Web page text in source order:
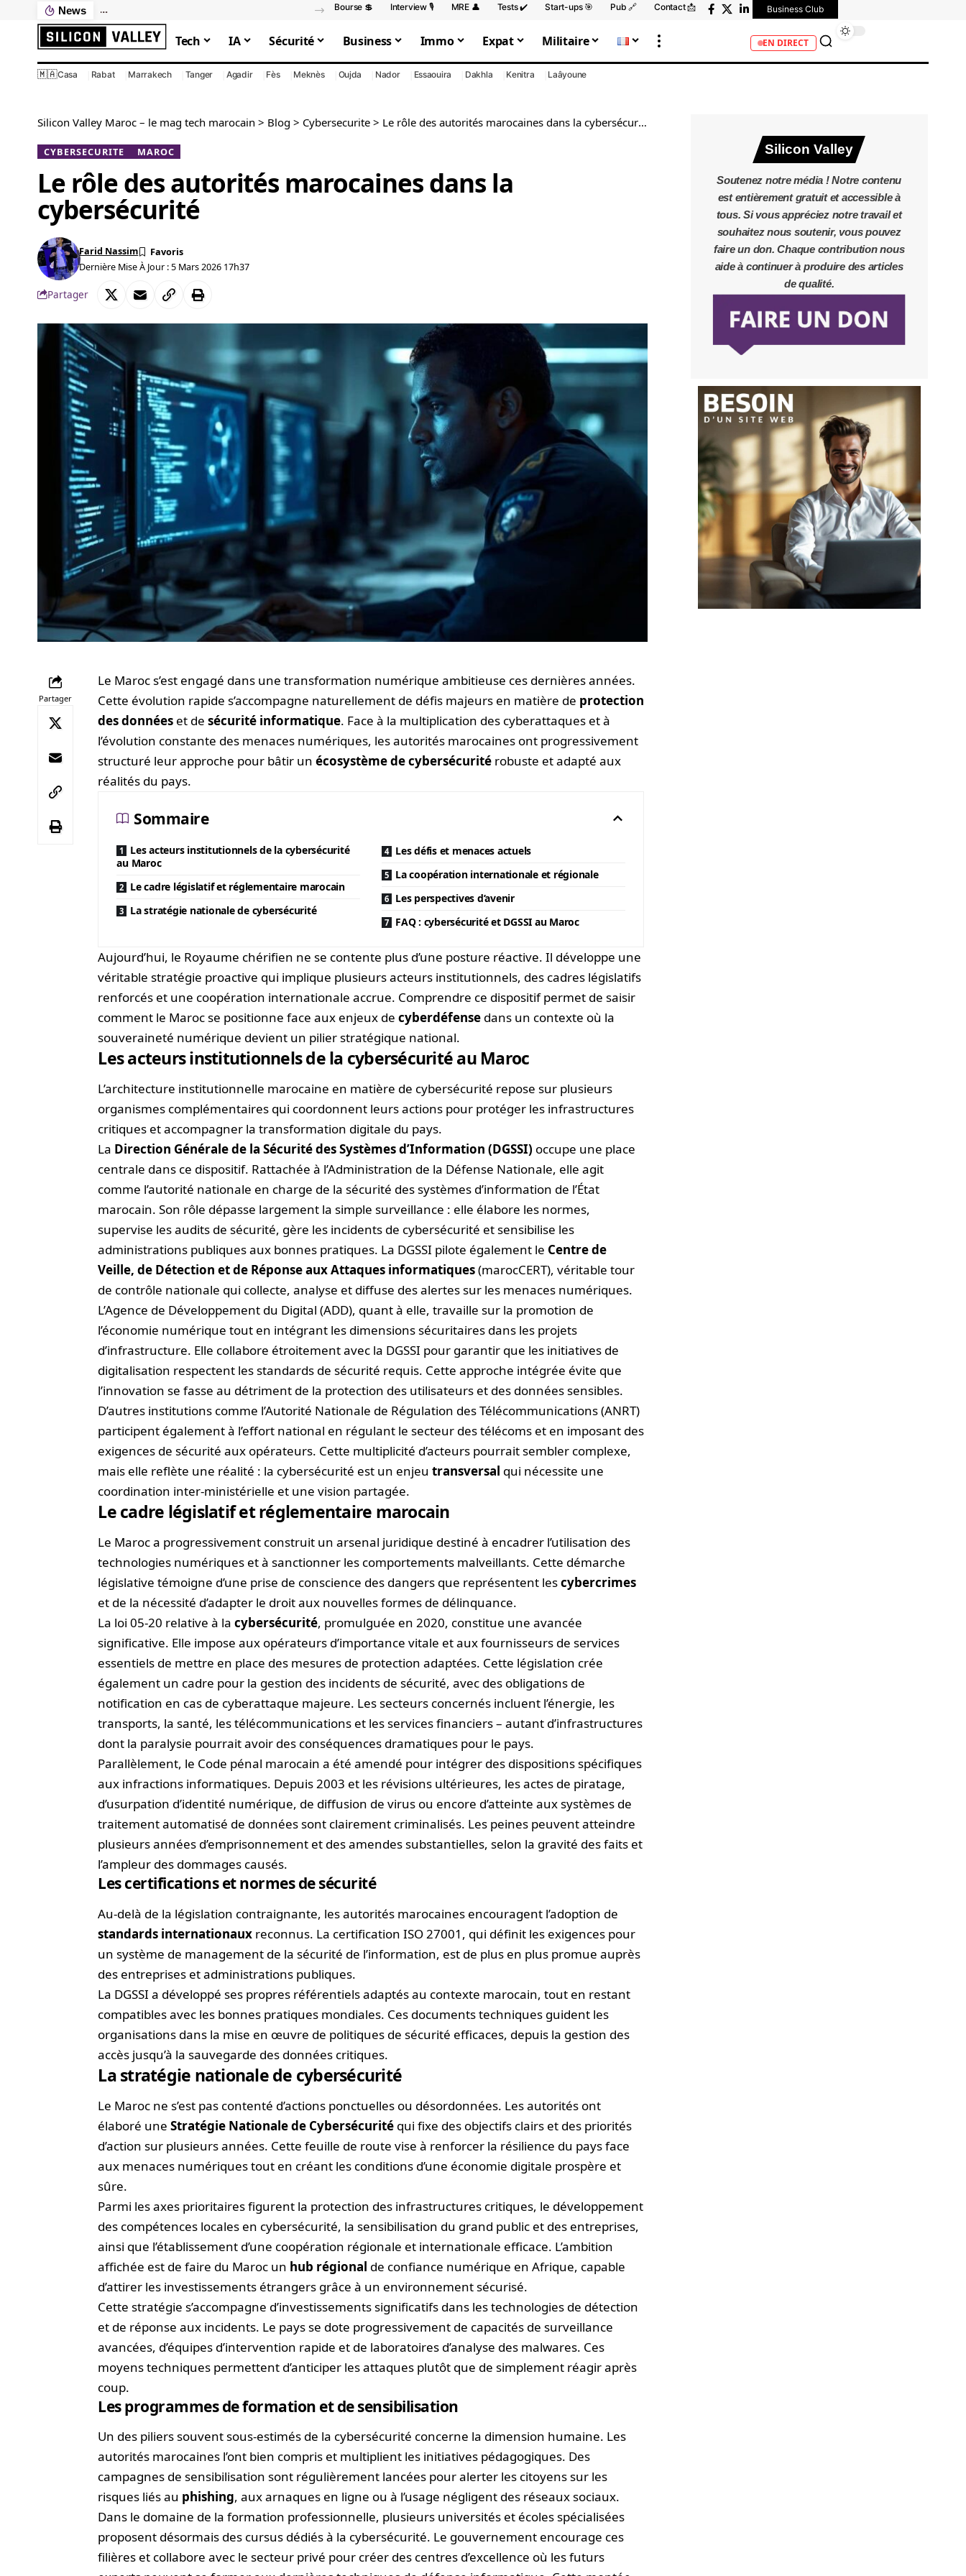
News Bourse 💲 Interview 🎙️ MRE 👤 Tests ✔️ Start-ups 🎯 Pub 🔗 Contact 📩 Business Club
Tech IA Sécurité Business Immo Expat Militaire EN DIRECT
🇲🇦Casa Rabat Marrakech Tanger Agadir Fès Meknès Oujda Nador Essaouira Dakhla Kenitra Laâyoune
Silicon Valley Maroc – le mag tech marocain > Blog > Cybersecurite > Le rôle des autorités marocaines dans la cybersécurité
CYBERSECURITE MAROC
Le rôle des autorités marocaines dans la
cybersécurité
Dernière Mise À Jour : 5 Mars 2026 17h37
Farid Nassim
Partager
Partager
Le Maroc s’est engagé dans une transformation numérique ambitieuse ces dernières années.
Cette évolution rapide s’accompagne naturellement de défis majeurs en matière de protection
des données et desécurité informatique. Face à la multiplication des cyberattaques et à
l’évolution constante des menaces numériques, les autorités marocaines ont progressivement
structuré leur approche pour bâtir unécosystème de cybersécurité robuste et adapté aux
réalités du pays.
Sommaire
Les acteurs institutionnels de la cybersécurité
au Maroc
Le cadre législatif et réglementaire marocain
La stratégie nationale de cybersécurité
Les défis et menaces actuels
La coopération internationale et régionale
Les perspectives d’avenir
FAQ : cybersécurité et DGSSI au Maroc
Aujourd’hui, le Royaume chérifien ne se contente plus d’une posture réactive. Il développe une
véritable stratégie proactive qui implique plusieurs acteurs institutionnels, des cadres législatifs
renforcés et une coopération internationale accrue. Comprendre ce dispositif permet de saisir
comment le Maroc se positionne face aux enjeux decyberdéfense dans un contexte où la
souveraineté numérique devient un pilier stratégique national.
Les acteurs institutionnels de la cybersécurité au Maroc
L’architecture institutionnelle marocaine en matière de cybersécurité repose sur plusieurs
organismes complémentaires qui coordonnent leurs actions pour protéger les infrastructures
critiques et accompagner la transformation digitale du pays.
La Direction Générale de la Sécurité des Systèmes d’Information (DGSSI) occupe une place
centrale dans ce dispositif. Rattachée à l’Administration de la Défense Nationale, elle agit
comme l’autorité nationale en charge de la sécurité des systèmes d’information de l’État
marocain. Son rôle dépasse largement la simple surveillance : elle élabore les normes,
supervise les audits de sécurité, gère les incidents de cybersécurité et sensibilise les
administrations publiques aux bonnes pratiques. La DGSSI pilote également le Centre de
Veille, de Détection et de Réponse aux Attaques informatiques(marocCERT), véritable tour
de contrôle nationale qui collecte, analyse et diffuse des alertes sur les menaces numériques.
L’Agence de Développement du Digital (ADD), quant à elle, travaille sur la promotion de
l’économie numérique tout en intégrant les dimensions sécuritaires dans les projets
d’infrastructure. Elle collabore étroitement avec la DGSSI pour garantir que les initiatives de
digitalisation respectent les standards de sécurité requis. Cette approche intégrée évite que
l’innovation se fasse au détriment de la protection des utilisateurs et des données sensibles.
D’autres institutions comme l’Autorité Nationale de Régulation des Télécommunications (ANRT)
participent également à l’effort national en régulant le secteur des télécoms et en imposant des
exigences de sécurité aux opérateurs. Cette multiplicité d’acteurs pourrait sembler complexe,
mais elle reflète une réalité : la cybersécurité est un enjeutransversal qui nécessite une
coordination inter-ministérielle et une vision partagée.
Le cadre législatif et réglementaire marocain
Le Maroc a progressivement construit un arsenal juridique destiné à encadrer l’utilisation des
technologies numériques et à sanctionner les comportements malveillants. Cette démarche
législative témoigne d’une prise de conscience des dangers que représentent lescybercrimes
et de la nécessité d’adapter le droit aux nouvelles formes de délinquance.
La loi 05-20 relative à lacybersécurité, promulguée en 2020, constitue une avancée
significative. Elle impose aux opérateurs d’importance vitale et aux fournisseurs de services
essentiels de mettre en place des mesures de protection adaptées. Cette législation crée
également un cadre pour la gestion des incidents de sécurité, avec des obligations de
notification en cas de cyberattaque majeure. Les secteurs concernés incluent l’énergie, les
transports, la santé, les télécommunications et les services financiers – autant d’infrastructures
dont la paralysie pourrait avoir des conséquences dramatiques pour le pays.
Parallèlement, le Code pénal marocain a été amendé pour intégrer des dispositions spécifiques
aux infractions informatiques. Depuis 2003 et les révisions ultérieures, les actes de piratage,
d’usurpation d’identité numérique, de diffusion de virus ou encore d’atteinte aux systèmes de
traitement automatisé de données sont clairement criminalisés. Les peines peuvent atteindre
plusieurs années d’emprisonnement et des amendes substantielles, selon la gravité des faits et
l’ampleur des dommages causés.
Les certifications et normes de sécurité
Au-delà de la législation contraignante, les autorités marocaines encouragent l’adoption de
standards internationaux reconnus. La certification ISO 27001, qui définit les exigences pour
un système de management de la sécurité de l’information, est de plus en plus promue auprès
des entreprises et administrations publiques.
La DGSSI a développé ses propres référentiels adaptés au contexte marocain, tout en restant
compatibles avec les bonnes pratiques mondiales. Ces documents techniques guident les
organisations dans la mise en œuvre de politiques de sécurité efficaces, depuis la gestion des
accès jusqu’à la sauvegarde des données critiques.
La stratégie nationale de cybersécurité
Le Maroc ne s’est pas contenté d’actions ponctuelles ou désordonnées. Les autorités ont
élaboré uneStratégie Nationale de Cybersécurité qui fixe des objectifs clairs et des priorités
d’action sur plusieurs années. Cette feuille de route vise à renforcer la résilience du pays face
aux menaces numériques tout en créant les conditions d’une économie digitale prospère et
sûre.
Parmi les axes prioritaires figurent la protection des infrastructures critiques, le développement
des compétences locales en cybersécurité, la sensibilisation du grand public et des entreprises,
ainsi que l’établissement d’une coopération régionale et internationale efficace. L’ambition
affichée est de faire du Maroc un hub régional de confiance numérique en Afrique, capable
d’attirer les investissements étrangers grâce à un environnement sécurisé.
Cette stratégie s’accompagne d’investissements significatifs dans les technologies de détection
et de réponse aux incidents. Le pays se dote progressivement de capacités de surveillance
avancées, d’équipes d’intervention rapide et de laboratoires d’analyse des malwares. Ces
moyens techniques permettent d’anticiper les attaques plutôt que de simplement réagir après
coup.
Les programmes de formation et de sensibilisation
Un des piliers souvent sous-estimés de la cybersécurité concerne la dimension humaine. Les
autorités marocaines l’ont bien compris et multiplient les initiatives pédagogiques. Des
campagnes de sensibilisation sont régulièrement lancées pour alerter les citoyens sur les
risques liés au phishing, aux arnaques en ligne ou à l’usage négligent des réseaux sociaux.
Dans le domaine de la formation professionnelle, plusieurs universités et écoles spécialisées
proposent désormais des cursus dédiés à la cybersécurité. Le gouvernement encourage ces
filières et collabore avec le secteur privé pour créer des centres d’excellence où les futurs
Silicon Valley
Soutenez notre média ! Notre contenu
est entièrement gratuit et accessible à
tous. Si vous appréciez notre travail et
souhaitez nous soutenir, vous pouvez
faire un don. Chaque contribution nous
aide à continuer à produire des articles
de qualité.